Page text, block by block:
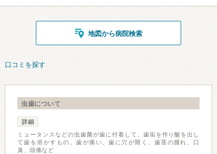
地図から病院検索
口コミを探す
虫歯について
詳細
ミュータンスなどの虫歯菌が歯に付着して、歯垢を作り酸を出し
て歯を溶かすもの。歯が痛い、歯に穴が開く、歯茎の腫れ、口
臭、頭痛など